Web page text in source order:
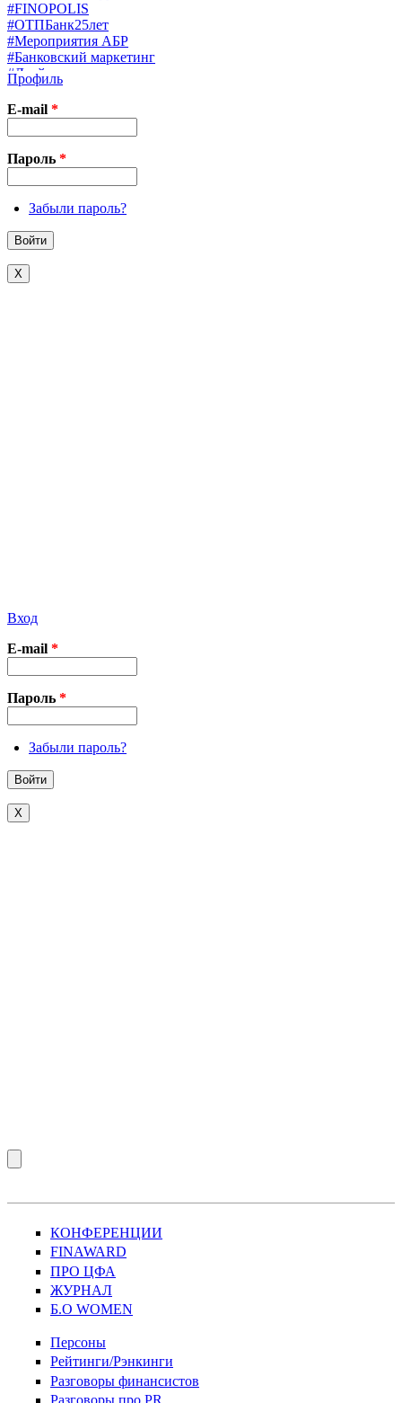
#FINOPOLIS
#ОТПБанк25лет
#Мероприятия АБР
#Банковский маркетинг
#Драйверы страхования
#Финконгресс ЦБ
#PB&WM
#UX/CX
#Экосистемы
X
Профиль
E-mail *
Пароль *
Забыли пароль?
X
Вход
E-mail *
Пароль *
Забыли пароль?
X
КОНФЕРЕНЦИИ
FINAWARD
ПРО ЦФА
ЖУРНАЛ
Б.О WOMEN
Персоны
Рейтинги/Рэнкинги
Разговоры финансистов
Разговоры про PR